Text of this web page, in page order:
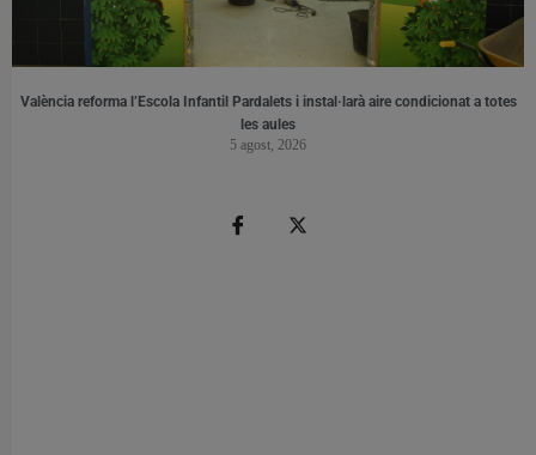
València reforma l’Escola Infantil Pardalets i instal·larà aire condicionat a totes
les aules
5 agost, 2026